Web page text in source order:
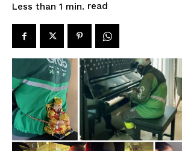
Less than 1 min. read